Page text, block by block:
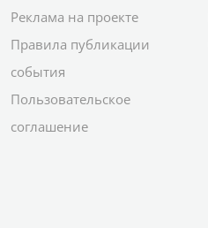
Реклама на проекте
Правила публикации
события
Пользовательское
соглашение